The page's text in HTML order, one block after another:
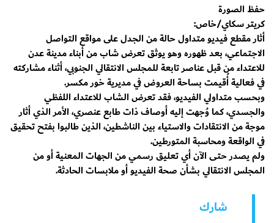
حفظ الصورة
كريتر سكاي/خاص:
أثار مقطع فيديو متداول حالة من الجدل على مواقع التواصل
الاجتماعي، بعد ظهوره وهو يوثق تعرض شاب من أبناء مدينة عدن
للاعتداء من قبل عناصر تابعة للمجلس الانتقالي الجنوبي، أثناء مشاركته
في فعالية أُقيمت بساحة العروض في مديرية خور مكسر.
وبحسب متداولي الفيديو، فقد تعرض الشاب للاعتداء اللفظي
والجسدي، كما وُجهت إليه أوصاف ذات طابع عنصري، الأمر الذي أثار
موجة من الانتقادات والاستياء بين الناشطين، الذين طالبوا بفتح تحقيق
في الواقعة ومحاسبة المتورطين.
ولم يصدر حتى الآن أي تعليق رسمي من الجهات المعنية أو من
المجلس الانتقالي بشأن صحة الفيديو أو ملابسات الحادثة.
شارك